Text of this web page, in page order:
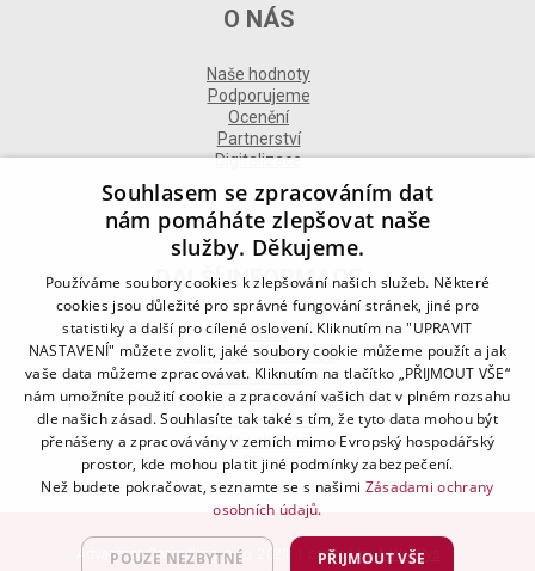
O NÁS
Naše hodnoty
Podporujeme
Ocenění
Partnerství
Digitalizace
DALŠÍ INFORMACE
Kontakt
Naše odborné divize
Naše pobočky
Zásady zpracování osobních údajů
Všeobecné podmínky
Kodex chování
Blog
Advantage Consulting, s.r.o. 2021 | created byA-WebSys
Souhlasem se zpracováním dat
nám pomáháte zlepšovat naše
služby. Děkujeme.
Používáme soubory cookies k zlepšování našich služeb. Některé
cookies jsou důležité pro správné fungování stránek, jiné pro
statistiky a další pro cílené oslovení. Kliknutím na "UPRAVIT
NASTAVENÍ" můžete zvolit, jaké soubory cookie můžeme použít a jak
vaše data můžeme zpracovávat. Kliknutím na tlačítko „PŘIJMOUT VŠE“
nám umožníte použití cookie a zpracování vašich dat v plném rozsahu
dle našich zásad. Souhlasíte tak také s tím, že tyto data mohou být
přenášeny a zpracovávány v zemích mimo Evropský hospodářský
prostor, kde mohou platit jiné podmínky zabezpečení.
Než budete pokračovat, seznamte se s našimi Zásadami ochrany
osobních údajů.
PŘIJMOUT VŠE
POUZE NEZBYTNÉ